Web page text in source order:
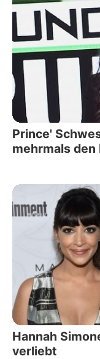
Prince'
mehrmals
Hannah
verliebt